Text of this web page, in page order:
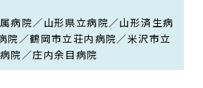
病院／山形県立病院／山形済生病
院／鶴岡市立荘内病院／米沢市立
院／庄内余目病院